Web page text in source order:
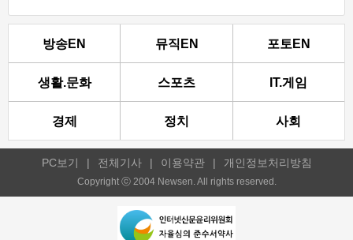
방송EN 뮤직EN 포토EN
생활.문화 스포츠 IT.게임
경제 정치 사회
PC보기 | 전체기사 | 이용약관 | 개인정보처리방침
Copyright ⓒ 2004 Newsen. All rights reserved.